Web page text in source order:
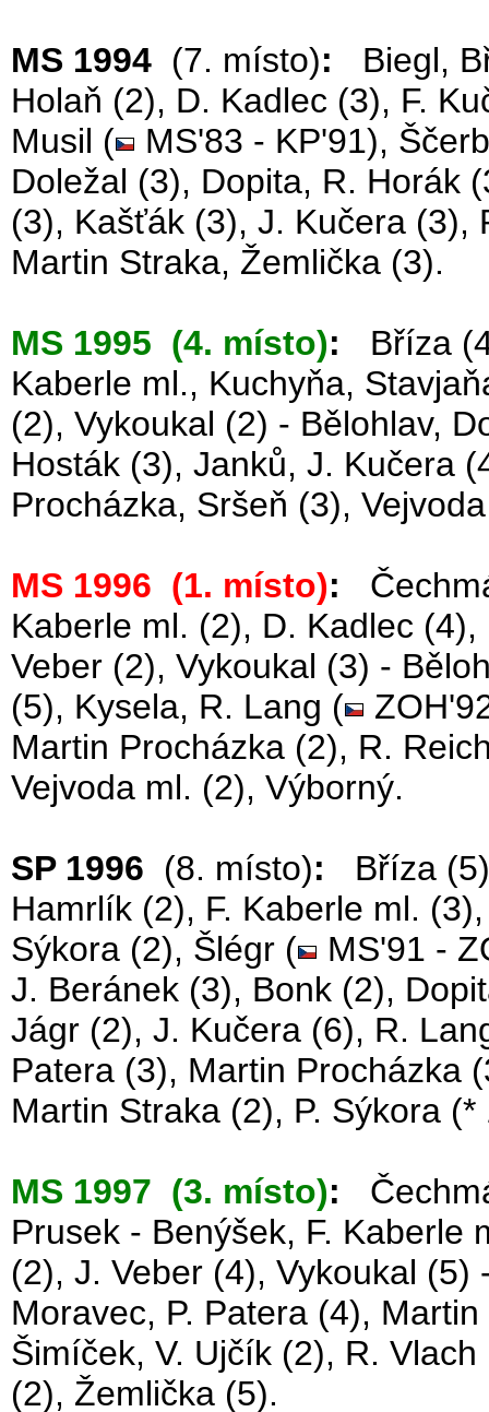
MS 1994 (7. místo): Biegl,
Holaň (2), D. Kadlec (3), F.
Musil (
MS'83 - KP'91),
Doležal (3), Dopita, R. Horák
(3), Kašťák (3), J. Kučera (3),
Martin Straka, Žemlička (3).
MS 1995 (4. místo): Bříza
Kaberle ml., Kuchyňa,
(2), Vykoukal (2) - Bělohlav,
Hosták (3), Janků, J. Kučera
Procházka, Sršeň (3),
MS 1996 (1. místo):
Kaberle ml. (2), D. Kadlec
Veber (2), Vykoukal (3) -
(5), Kysela, R. Lang (
Martin Procházka (2), R.
Vejvoda ml. (2), Výborný.
SP 1996 (8. místo): Bříza
Hamrlík (2), F. Kaberle ml.
Sýkora (2), Šlégr (
MS'91 -
J. Beránek (3), Bonk (2),
Jágr (2), J. Kučera (6), R.
Patera (3), Martin Procházka
Martin Straka (2), P. Sýkora
MS 1997 (3. místo):
Prusek - Benýšek, F. Kaberle
(2), J. Veber (4), Vykoukal
Moravec, P. Patera (4),
Šimíček, V. Ujčík (2), R. Vlach
(2), Žemlička (5).